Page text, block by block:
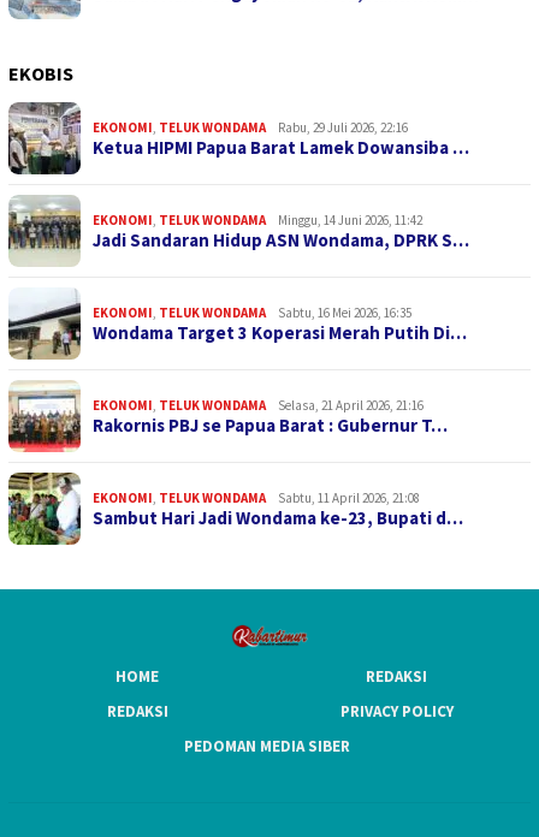
EKOBIS
EKONOMI, TELUK WONDAMA Rabu, 29 Juli 2026, 22:16
Ketua HIPMI Papua Barat Lamek Dowansiba …
EKONOMI, TELUK WONDAMA Minggu, 14 Juni 2026, 11:42
Jadi Sandaran Hidup ASN Wondama, DPRK S…
EKONOMI, TELUK WONDAMA Sabtu, 16 Mei 2026, 16:35
Wondama Target 3 Koperasi Merah Putih Di…
EKONOMI, TELUK WONDAMA Selasa, 21 April 2026, 21:16
Rakornis PBJ se Papua Barat : Gubernur T…
EKONOMI, TELUK WONDAMA Sabtu, 11 April 2026, 21:08
Sambut Hari Jadi Wondama ke-23, Bupati d…
HOME
REDAKSI
REDAKSI
PRIVACY POLICY
PEDOMAN MEDIA SIBER